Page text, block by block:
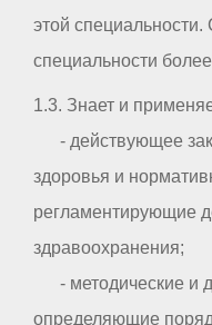
этой
специальности более
1.3. Знает и
- действующее
здоровья и
регламентирующие
здравоохранения;
- методические и
определяющие